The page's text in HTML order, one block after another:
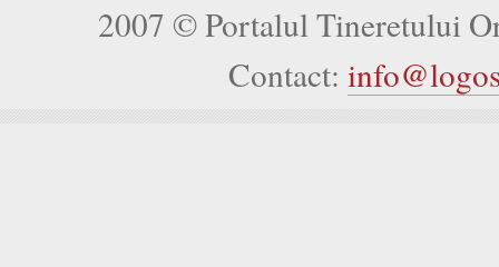
2007 © Portalul Tineretului
Contact: